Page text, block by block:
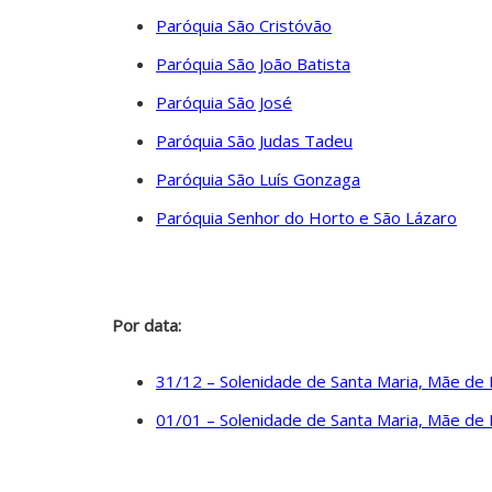
Paróquia São Cristóvão
Paróquia São João Batista
Paróquia São José
Paróquia São Judas Tadeu
Paróquia São Luís Gonzaga
Paróquia Senhor do Horto e São Lázaro
Por data:
31/12 – Solenidade de Santa Maria, Mãe de
01/01 – Solenidade de Santa Maria, Mãe de